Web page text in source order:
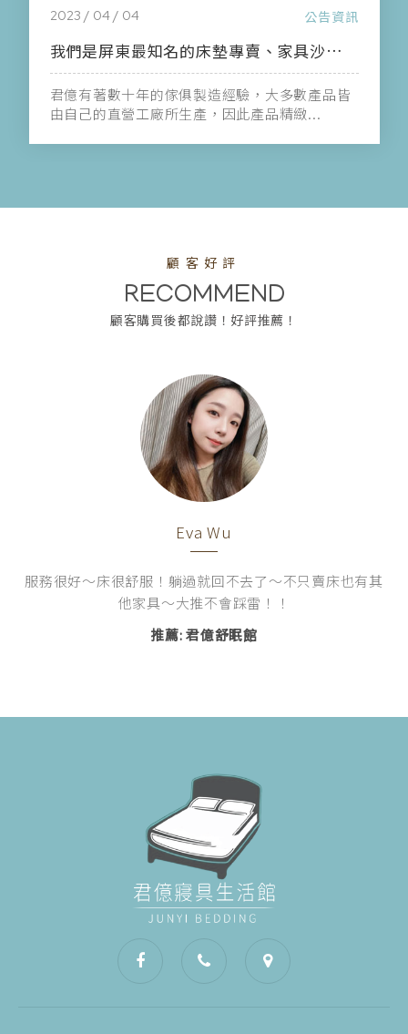
2023 / 03 / 09 公告資訊
君億寢具生活館全新官網正式上線
歡迎各位顧客將君億寢具官方網站加入書籤，以
便掌握最新產品相關資訊唷！
顧客好評
RECOMMEND
顧客購買後都說讚！好評推薦！
有其
商品多樣，待客誠懇有耐心，美眉熱心介紹推薦，
力親為的優質好店，真心大推
推薦: 君億舒眠館